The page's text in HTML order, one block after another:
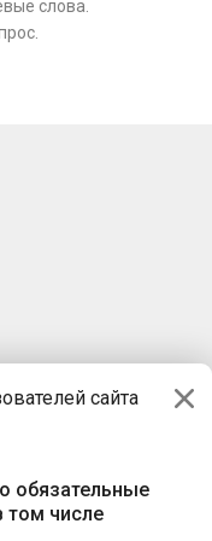
сайта
обязательные
том числе
слова.
пр-т Независимости